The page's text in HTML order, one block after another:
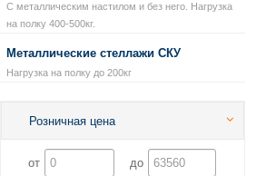
С металлическим настилом и без него. Нагрузка
на полку 400-500кг.
Металлические стеллажи СКУ
Нагрузка на полку до 200кг
Розничная цена
от до